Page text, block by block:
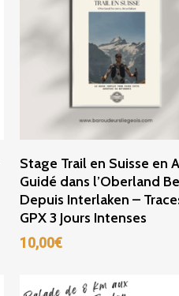
Ajouter Au Panier
Stage Trail en Suisse en
Guidé dans l’Oberland
Depuis Interlaken –
GPX 3 Jours Intenses
10,00€